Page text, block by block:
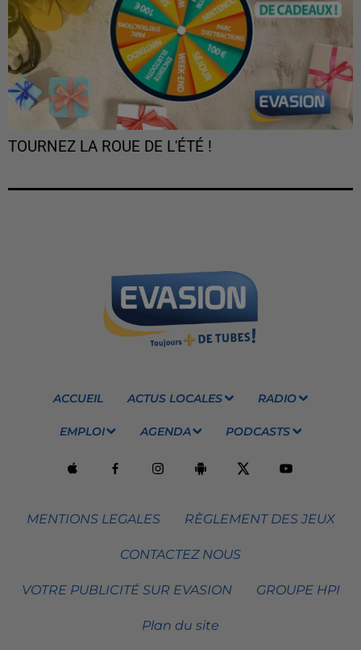
TOURNEZ LA ROUE DE L'ÉTÉ !
ACCUEIL ACTUS LOCALES RADIO
EMPLOI AGENDA PODCASTS
MENTIONS LEGALES RÈGLEMENT DES JEUX
CONTACTEZ NOUS
VOTRE PUBLICITÉ SUR EVASION GROUPE HPI
Plan du site